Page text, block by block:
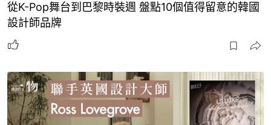
從K-Pop舞台到巴黎時裝週 盤點10個值得留意的韓國
設計師品牌